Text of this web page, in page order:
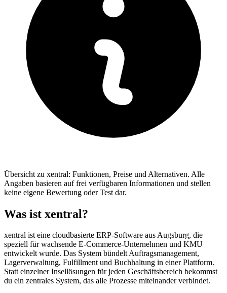
Übersicht zu xentral: Funktionen, Preise und Alternativen. Alle
Angaben basieren auf frei verfügbaren Informationen und stellen
keine eigene Bewertung oder Test dar.
Was ist xentral?
xentral ist eine cloudbasierte ERP-Software aus Augsburg, die
speziell für wachsende E-Commerce-Unternehmen und KMU
entwickelt wurde. Das System bündelt Auftragsmanagement,
Lagerverwaltung, Fulfillment und Buchhaltung in einer Plattform.
Statt einzelner Insellösungen für jeden Geschäftsbereich bekommst
du ein zentrales System, das alle Prozesse miteinander verbindet.